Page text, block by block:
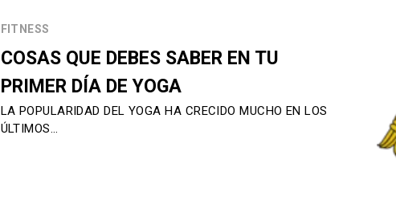
FITNESS
COSAS QUE DEBES SABER EN TU
PRIMER DÍA DE YOGA
LA POPULARIDAD DEL YOGA HA CRECIDO MUCHO EN LOS
ÚLTIMOS…